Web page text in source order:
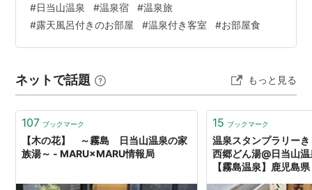
酎）でした メニューには 360ml 1650円とだけ書かれて
いましたが 半量の1合も選べたので 1合で ロックにして
いただきました 料金は さすがに半額とまではいきません
ったそうです 「鉄瓶が重…
#日当山温泉 #温泉宿 #温泉旅
#露天風呂付きのお部屋 #温泉付き客室 #お部屋食
ネットで話題 もっと見る
107 ブックマーク
【木の花】 ～霧島 日当山温泉の家
族湯～ - MARU×MARU情報局
15 ブックマーク
温泉スタンプラリー
西郷どん湯@日当山
【霧島温泉】鹿児島